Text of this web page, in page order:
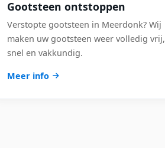
Gootsteen ontstoppen
Verstopte gootsteen in Meerdonk? Wij
maken uw gootsteen weer volledig vrij,
snel en vakkundig.
Meer info